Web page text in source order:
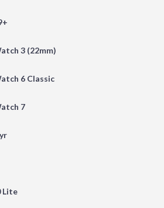
3 (22mm)
6 Classic
7
Lite